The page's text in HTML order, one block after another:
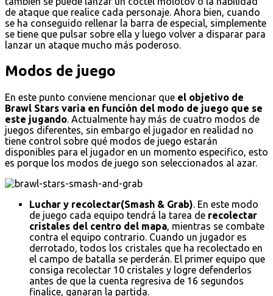
de ataque que realice cada personaje. Ahora bien, cuando
se ha conseguido rellenar la barra de especial, simplemente
se tiene que pulsar sobre ella y luego volver a disparar para
lanzar un ataque mucho más poderoso.
Modos de juego
En este punto conviene mencionar que el objetivo de
Brawl Stars varia en función del modo de juego que se
este jugando. Actualmente hay más de cuatro modos de
juegos diferentes, sin embargo el jugador en realidad no
tiene control sobre qué modos de juego estarán
disponibles para el jugador en un momento especifico, esto
es porque los modos de juego son seleccionados al azar.
Luchar y recolectar(Smash & Grab). En este modo
de juego cada equipo tendrá la tarea de recolectar
cristales del centro del mapa, mientras se combate
contra el equipo contrario. Cuando un jugador es
derrotado, todos los cristales que ha recolectado en
el campo de batalla se perderán. El primer equipo que
consiga recolectar 10 cristales y logre defenderlos
antes de que la cuenta regresiva de 16 segundos
finalice, ganaran la partida.